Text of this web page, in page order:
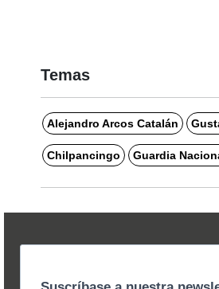
Temas
Alejandro Arcos Catalán
Chilpancingo Guardia